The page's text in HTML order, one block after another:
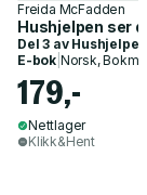
Freida McFadden
Hushjelpen ser
Del 3 av Hushjelpen
E-bok| Norsk,
179,-
Nettlager
Klikk&Hent